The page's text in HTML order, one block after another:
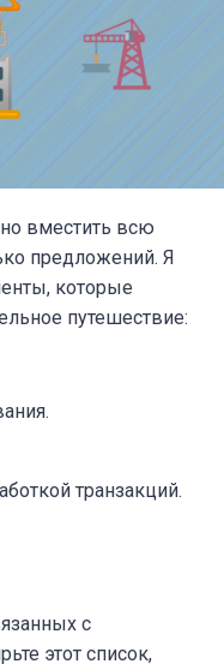
вместить всю
предложений. Я
которые
путешествие:
транзакций.
с
этот список,